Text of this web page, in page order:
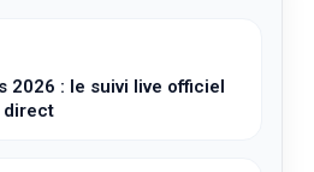
2026 : le suivi live officiel
direct